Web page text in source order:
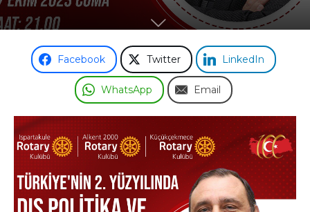
Facebook Twitter LinkedIn
WhatsApp Email